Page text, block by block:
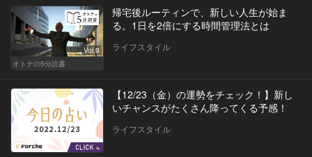
Vol.9
オトナの5分読書
帰宅後ルーティンで、新しい人生が始ま
る。1日を2倍にする時間管理法とは
ライフスタイル
【12/23（金）の運勢をチェック！】新し
いチャンスがたくさん降ってくる予感！
ライフスタイル